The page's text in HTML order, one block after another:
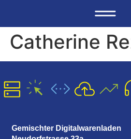
Catherine
Gemischter Digitalwarenladen